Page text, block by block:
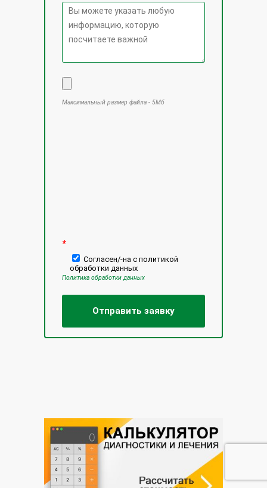
Максимальный размер файла - 5Мб
*
Согласен/-на с политикой
обработки данных
Политика обработки данных